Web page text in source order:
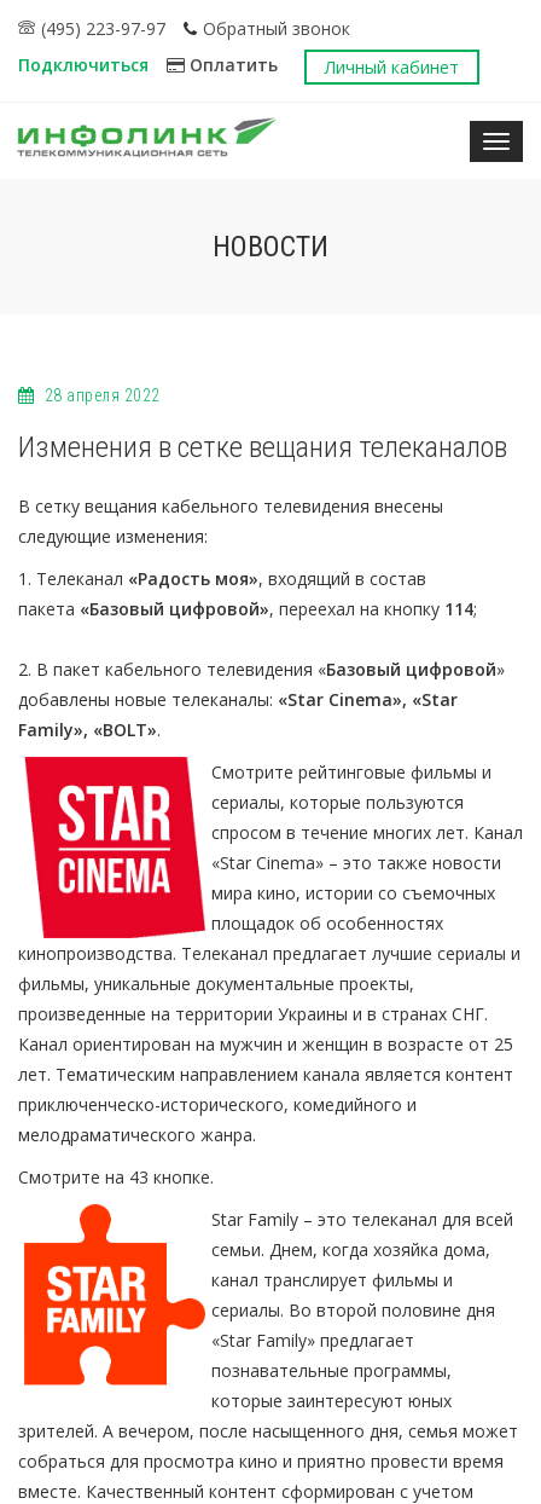
(495) 223-97-97
Обратный звонок
Подключиться
Оплатить Личный кабинет
НОВОСТИ
28 апреля 2022
Изменения в сетке вещания телеканалов
В сетку вещания кабельного телевидения внесены
следующие изменения:
1. Телеканал «Радость моя», входящий в состав
пакета «Базовый цифровой», переехал на кнопку 114;
2. В пакет кабельного телевидения «Базовый цифровой»
добавлены новые телеканалы: «Star Cinema», «Star
Family», «BOLT».
Смотрите рейтинговые фильмы и
сериалы, которые пользуются
спросом в течение многих лет. Канал
«Star Cinema» – это также новости
мира кино, истории со съемочных
площадок об особенностях
кинопроизводства. Телеканал предлагает лучшие сериалы и
фильмы, уникальные документальные проекты,
произведенные на территории Украины и в странах СНГ.
Канал ориентирован на мужчин и женщин в возрасте от 25
лет. Тематическим направлением канала является контент
приключенческо-исторического, комедийного и
мелодраматического жанра.
Смотрите на 43 кнопке.
Star Family – это телеканал для всей
семьи. Днем, когда хозяйка дома,
канал транслирует фильмы и
сериалы. Во второй половине дня
«Star Family» предлагает
познавательные программы,
которые заинтересуют юных
зрителей. А вечером, после насыщенного дня, семья может
собраться для просмотра кино и приятно провести время
вместе. Качественный контент сформирован с учетом